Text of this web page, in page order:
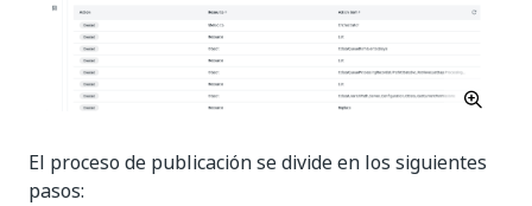
El proceso de publicación se divide en los siguientes
pasos: